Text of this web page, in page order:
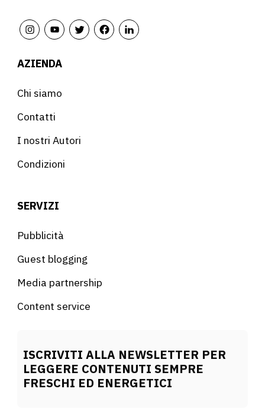
AZIENDA
Chi siamo
Contatti
I nostri Autori
Condizioni
SERVIZI
Pubblicità
Guest blogging
Media partnership
Content service
ISCRIVITI ALLA NEWSLETTER PER
LEGGERE CONTENUTI SEMPRE
FRESCHI ED ENERGETICI